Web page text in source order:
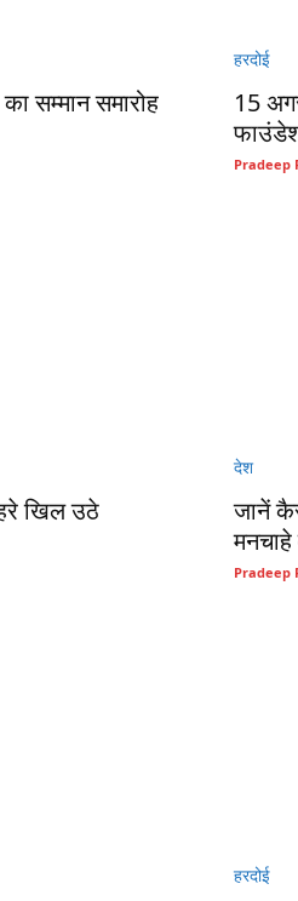
सम्मान समारोह
हरदोई
15
Pradeep
खिल उठे
देश
जानें
Pradeep
हरदोई